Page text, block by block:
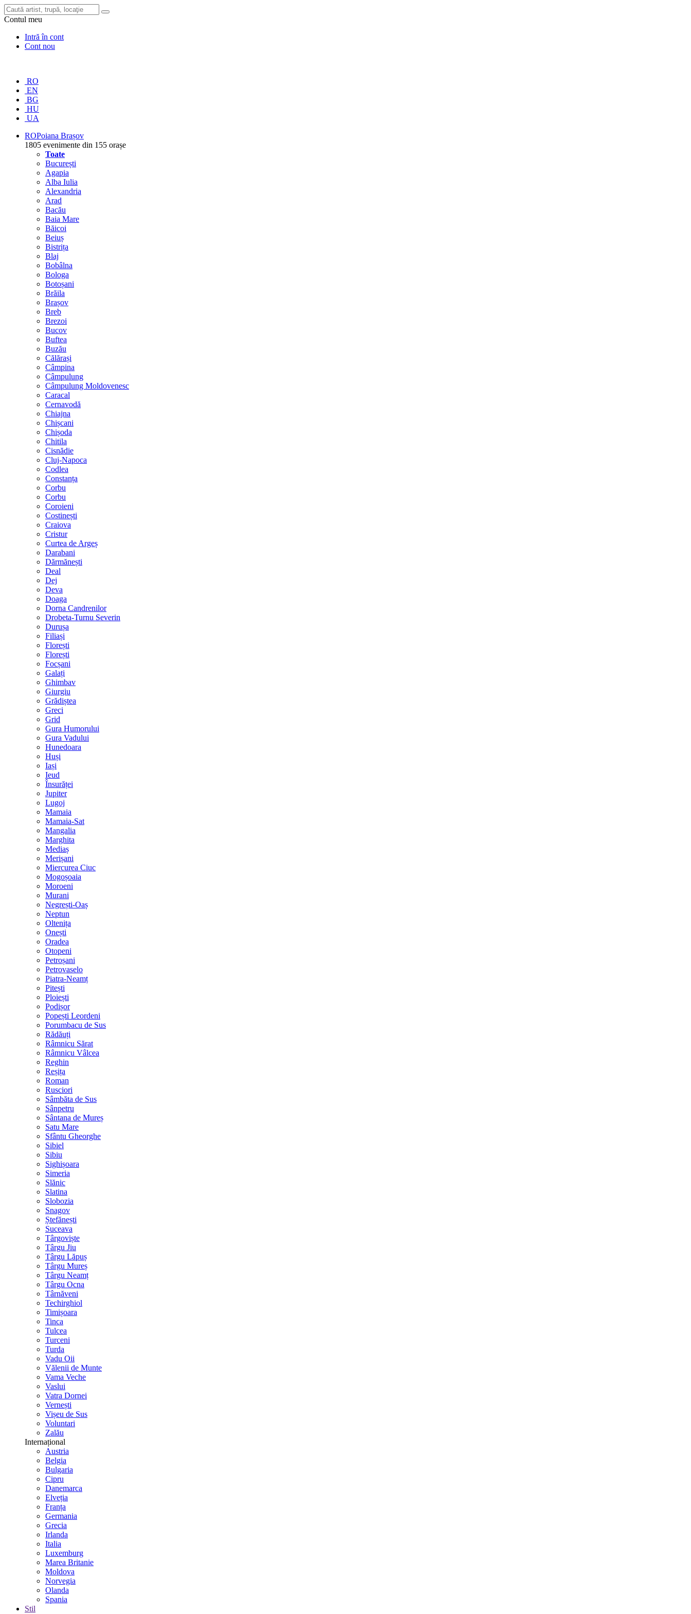
Contul meu
Intră în cont
Cont nou
RO
EN
BG
HU
UA
ROPoiana Brașov
1805 evenimente din 155 orașe
Toate
București
Agapia
Alba Iulia
Alexandria
Arad
Bacău
Baia Mare
Băicoi
Beiuș
Bistrița
Blaj
Bobâlna
Bologa
Botoșani
Brăila
Brașov
Breb
Brezoi
Bucov
Buftea
Buzău
Călărași
Câmpina
Câmpulung
Câmpulung Moldovenesc
Caracal
Cernavodă
Chiajna
Chișcani
Chișoda
Chitila
Cisnădie
Cluj-Napoca
Codlea
Constanța
Corbu
Corbu
Coroieni
Costinești
Craiova
Cristur
Curtea de Argeș
Darabani
Dărmănești
Deal
Dej
Deva
Doaga
Dorna Candrenilor
Drobeta-Turnu Severin
Durușa
Filiași
Florești
Florești
Focșani
Galați
Ghimbav
Giurgiu
Grădiștea
Greci
Grid
Gura Humorului
Gura Vadului
Hunedoara
Huși
Iași
Ieud
Însurăței
Jupiter
Lugoj
Mamaia
Mamaia-Sat
Mangalia
Marghita
Mediaș
Merișani
Miercurea Ciuc
Mogoșoaia
Moroeni
Murani
Negrești-Oaș
Neptun
Oltenița
Onești
Oradea
Otopeni
Petroșani
Petrovaselo
Piatra-Neamț
Pitești
Ploiești
Podișor
Popești Leordeni
Porumbacu de Sus
Rădăuți
Râmnicu Sărat
Râmnicu Vâlcea
Reghin
Reșița
Roman
Rusciori
Sâmbăta de Sus
Sânpetru
Sântana de Mureș
Satu Mare
Sfântu Gheorghe
Sibiel
Sibiu
Sighișoara
Simeria
Slănic
Slatina
Slobozia
Snagov
Ștefănești
Suceava
Târgoviște
Târgu Jiu
Târgu Lăpuș
Târgu Mureș
Târgu Neamț
Târgu Ocna
Târnăveni
Techirghiol
Timișoara
Tinca
Tulcea
Turceni
Turda
Vadu Oii
Vălenii de Munte
Vama Veche
Vaslui
Vatra Dornei
Vernești
Vișeu de Sus
Voluntari
Zalău
Internațional
Austria
Belgia
Bulgaria
Cipru
Danemarca
Elveția
Franța
Germania
Grecia
Irlanda
Italia
Luxemburg
Marea Britanie
Moldova
Norvegia
Olanda
Spania
Stil